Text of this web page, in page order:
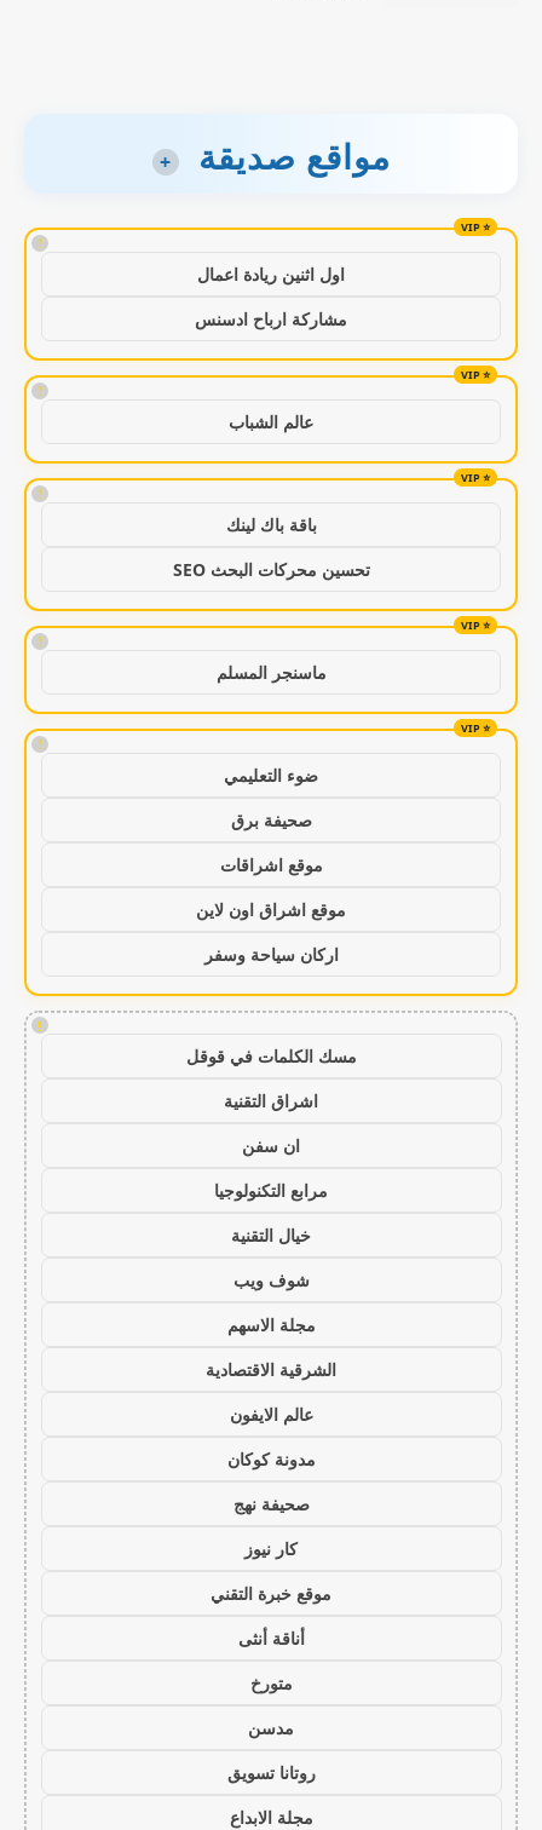
مواقع صديقة +
!
اول اثنين ريادة اعمال
مشاركة ارباح ادسنس
!
عالم الشباب
!
باقة باك لينك
تحسين محركات البحث SEO
!
ماسنجر المسلم
!
ضوء التعليمي
صحيفة برق
موقع اشراقات
موقع اشراق اون لاين
اركان سياحة وسفر
!
مسك الكلمات في قوقل
اشراق التقنية
ان سفن
مرابع التكنولوجيا
خيال التقنية
شوف ويب
مجلة الاسهم
الشرقية الاقتصادية
عالم الايفون
مدونة كوكان
صحيفة نهج
كار نيوز
موقع خبرة التقني
أناقة أنثى
متورخ
مدسن
روتانا تسويق
مجلة الابداع